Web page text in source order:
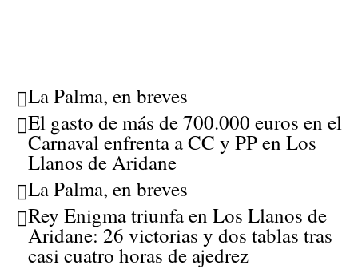
La Palma, en breves
El gasto de más de 700.000 euros en el
Carnaval enfrenta a CC y PP en Los
Llanos de Aridane
La Palma, en breves
Rey Enigma triunfa en Los Llanos de
Aridane: 26 victorias y dos tablas tras
casi cuatro horas de ajedrez